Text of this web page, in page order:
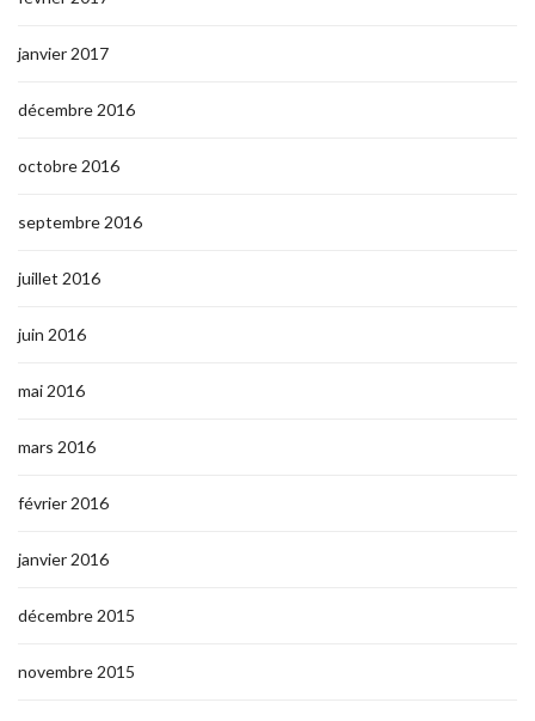
janvier 2017
décembre 2016
octobre 2016
septembre 2016
juillet 2016
juin 2016
mai 2016
mars 2016
février 2016
janvier 2016
décembre 2015
novembre 2015